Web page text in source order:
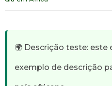
🌍 Descrição teste: este
exemplo de descrição